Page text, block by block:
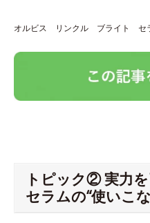
オルビス リンクル ブライト セラ
トピック② 実力
セラムの“使いこ